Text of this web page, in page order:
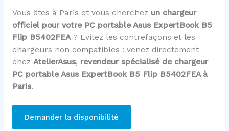
Vous êtes à Paris et vous cherchez un chargeur
officiel pour votre PC portable Asus ExpertBook B5
Flip B5402FEA? Évitez les contrefaçons et les
chargeurs non compatibles : venez directement
chez AtelierAsus, revendeur spécialisé de chargeur
PC portable Asus ExpertBook B5 Flip B5402FEA à
Paris.
Demander la disponibilité